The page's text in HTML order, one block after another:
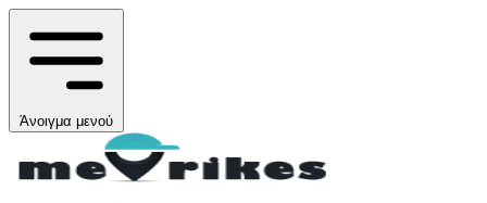
Άνοιγμα μενού